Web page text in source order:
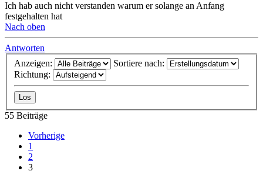
Ich hab auch nicht verstanden warum er solange an Anfang
festgehalten hat
Nach oben
Antworten
Anzeigen:
Sortiere nach:
Richtung:
55 Beiträge
Vorherige
1
2
3